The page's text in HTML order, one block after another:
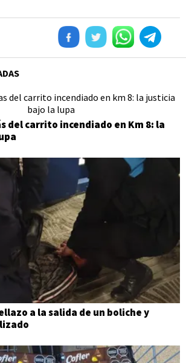
del carrito incendiado en Km 8: la
a la salida de un boliche y